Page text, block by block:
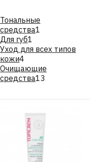
Тональные
средства1
Для губ1
Уход для всех типов
кожи4
Очищающие
средства13